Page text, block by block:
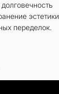
эстетики
переделок.